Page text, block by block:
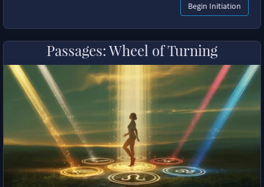
Begin Initiation
Passages: Wheel of Turning